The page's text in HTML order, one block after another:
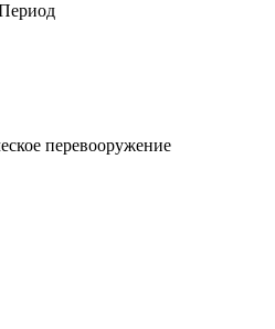
перевооружение